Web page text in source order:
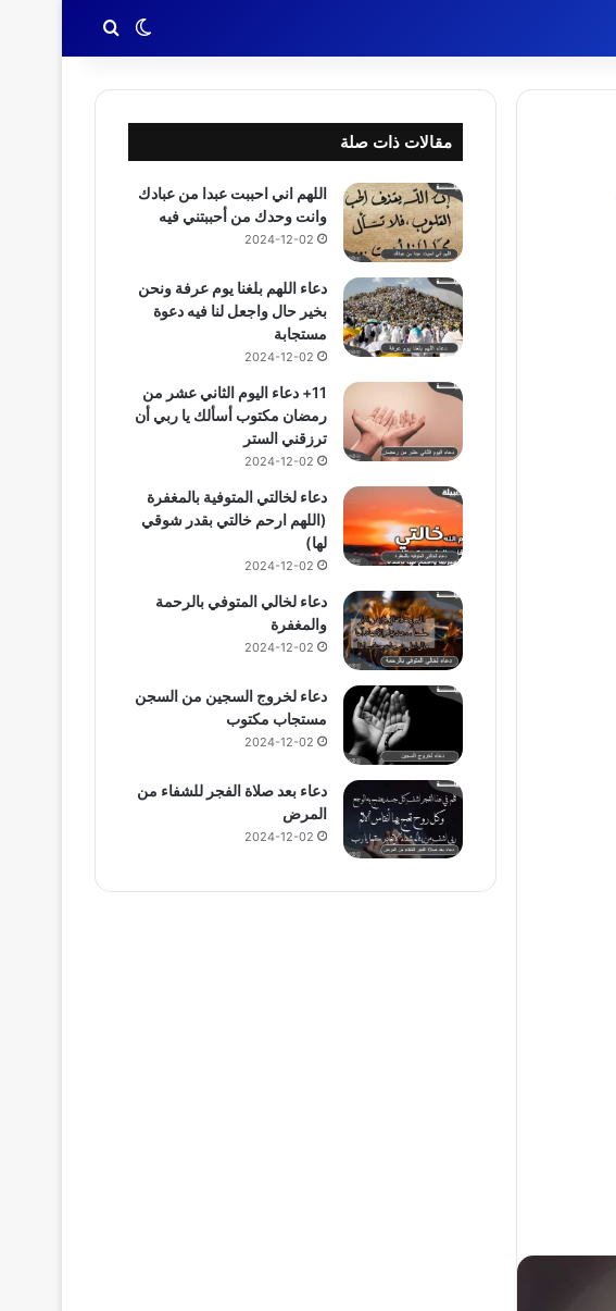
الوضع المظلم
بحث عن
مقالات ذات صلة
اللهم اني احببت عبدا من عبادك
وانت وحدك من أحببتني فيه
2024-12-02
دعاء اللهم بلغنا يوم عرفة ونحن
بخير حال واجعل لنا فيه دعوة
مستجابة
2024-12-02
11+ دعاء اليوم الثاني عشر من
رمضان مكتوب أسألك يا ربي أن
ترزقني الستر
2024-12-02
دعاء لخالتي المتوفية بالمغفرة
(اللهم ارحم خالتي بقدر شوقي
لها)
2024-12-02
دعاء لخالي المتوفي بالرحمة
والمغفرة
2024-12-02
دعاء لخروج السجين من السجن
مستجاب مكتوب
2024-12-02
دعاء بعد صلاة الفجر للشفاء من
المرض
2024-12-02